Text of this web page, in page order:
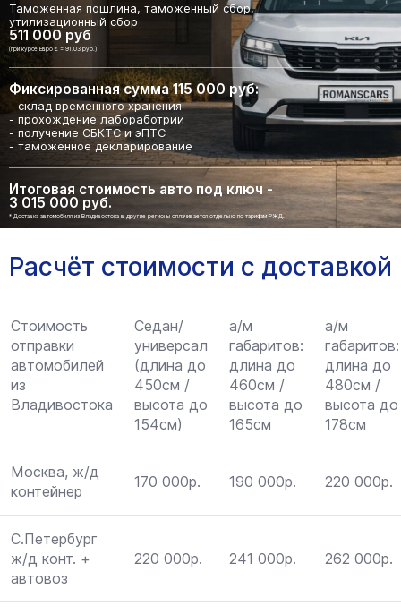
Таможенная пошлина, таможенный сбор,
утилизационный сбор
511 000 руб
(при курсе Евро € = 91.03 руб.)
Фиксированная сумма 115 000 руб:
- склад временного хранения
- прохождение лабоработрии
- получение СБКТС и эПТС
- таможенное декларирование
Итоговая стоимость авто под ключ -
3 015 000 руб.
* Доставка автомобиля из Владивостока в другие регионы оплачивается отдельно по тарифам РЖД.
Расчёт стоимости с доставкой
Стоимость
отправки
автомобилей
из
Владивостока
Седан/
универсал
(длина до
450см /
высота до
154см)
а/м
габаритов:
длина до
460см /
высота до
165см
а/м
габаритов:
длина до
480см /
высота до
178см
Москва, ж/д
контейнер
170 000р. 190 000р. 220 000р.
С.Петербург
ж/д конт. +
автовоз
220 000р. 241 000р. 262 000р.